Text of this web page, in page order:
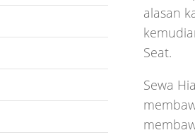
alasan
Seat.
Sewa